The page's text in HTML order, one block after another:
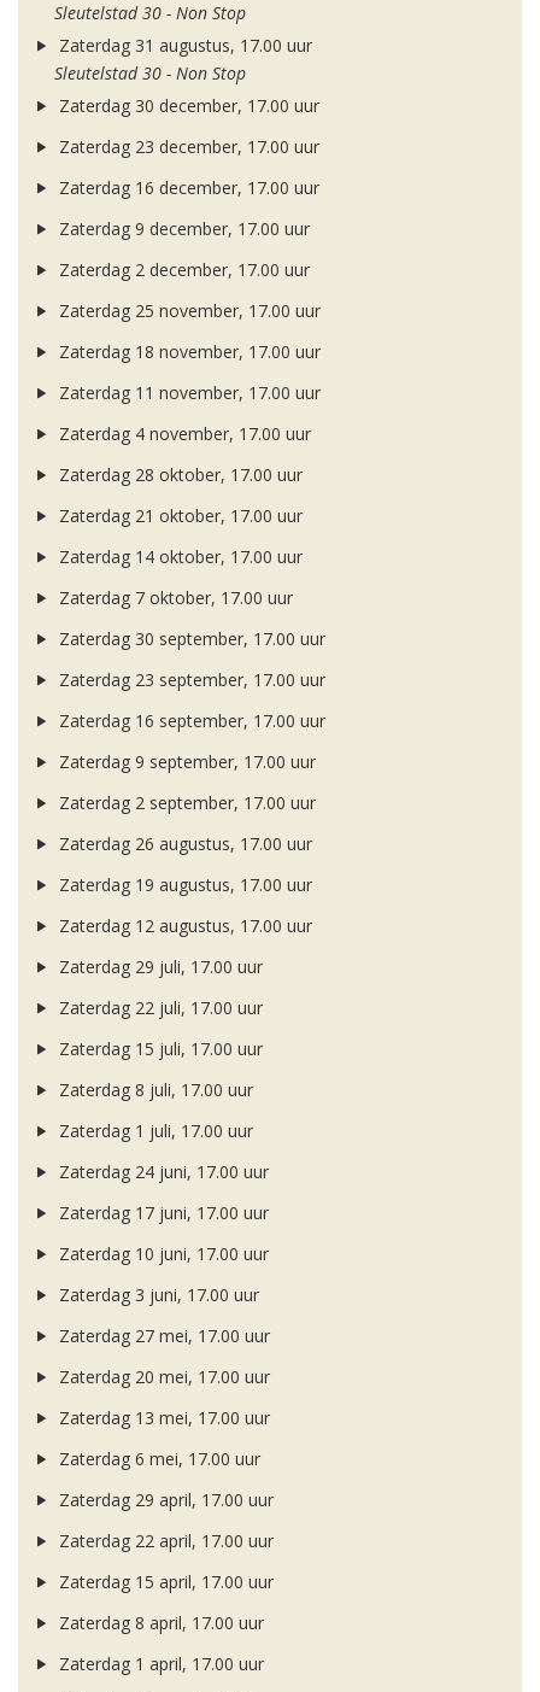
Sleutelstad 30 - Non Stop
Zaterdag 31 augustus, 17.00 uur
Sleutelstad 30 - Non Stop
Zaterdag 30 december, 17.00 uur
Zaterdag 23 december, 17.00 uur
Zaterdag 16 december, 17.00 uur
Zaterdag 9 december, 17.00 uur
Zaterdag 2 december, 17.00 uur
Zaterdag 25 november, 17.00 uur
Zaterdag 18 november, 17.00 uur
Zaterdag 11 november, 17.00 uur
Zaterdag 4 november, 17.00 uur
Zaterdag 28 oktober, 17.00 uur
Zaterdag 21 oktober, 17.00 uur
Zaterdag 14 oktober, 17.00 uur
Zaterdag 7 oktober, 17.00 uur
Zaterdag 30 september, 17.00 uur
Zaterdag 23 september, 17.00 uur
Zaterdag 16 september, 17.00 uur
Zaterdag 9 september, 17.00 uur
Zaterdag 2 september, 17.00 uur
Zaterdag 26 augustus, 17.00 uur
Zaterdag 19 augustus, 17.00 uur
Zaterdag 12 augustus, 17.00 uur
Zaterdag 29 juli, 17.00 uur
Zaterdag 22 juli, 17.00 uur
Zaterdag 15 juli, 17.00 uur
Zaterdag 8 juli, 17.00 uur
Zaterdag 1 juli, 17.00 uur
Zaterdag 24 juni, 17.00 uur
Zaterdag 17 juni, 17.00 uur
Zaterdag 10 juni, 17.00 uur
Zaterdag 3 juni, 17.00 uur
Zaterdag 27 mei, 17.00 uur
Zaterdag 20 mei, 17.00 uur
Zaterdag 13 mei, 17.00 uur
Zaterdag 6 mei, 17.00 uur
Zaterdag 29 april, 17.00 uur
Zaterdag 22 april, 17.00 uur
Zaterdag 15 april, 17.00 uur
Zaterdag 8 april, 17.00 uur
Zaterdag 1 april, 17.00 uur